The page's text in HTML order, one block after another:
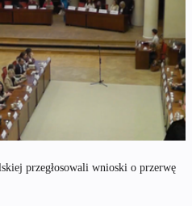
przegłosowali wnioski o przerwę